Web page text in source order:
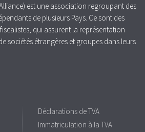
est une association regroupant des
de plusieurs Pays. Ce sont des
qui assurent la représentation
sociétés étrangères et groupes dans leurs
Déclarations de TVA
Immatriculation à la TVA